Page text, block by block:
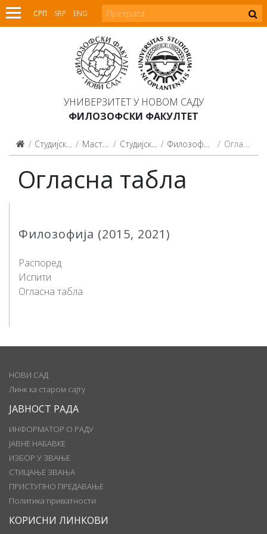
СРП SRP ENG
УНИВЕРЗИТЕТ У НОВОМ САДУ
ФИЛОЗОФСКИ ФАКУЛТЕТ
Студијски програми Мастер студије Студијски програми Филозофија (2015, 2021) Огласна табла
Филозофија (2015, 2021)
Распоред
Испити
Огласна табла
Огласна табла
НОВИ САД
Линк ка старом сајту
ЈАВНОСТ РАДА
ИНФОРМАТОР О РАДУ
ЈАВНЕ НАБАВКЕ
ИЗБОР У ЗВАЊЕ
СТИЦАЊЕ ЗВАЊА
ПРИСТУПНО ПРЕДАВАЊЕ
Политика приватности
КОРИСНИ ЛИНКОВИ